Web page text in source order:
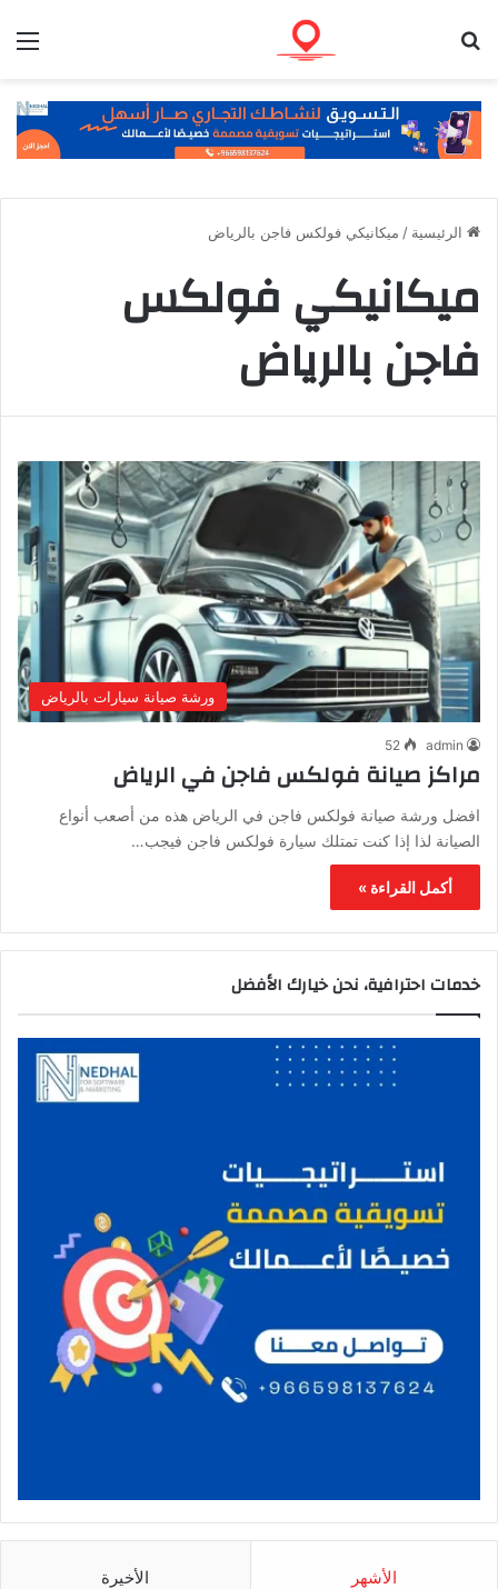
الرئيسية / ميكانيكي فولكس فاجن بالرياض
ميكانيكي فولكس
فاجن بالرياض
ورشة صيانة سيارات بالرياض
admin
52
مراكز صيانة فولكس فاجن في الرياض
افضل ورشة صيانة فولكس فاجن في الرياض هذه من أصعب أنواع
الصيانة لذا إذا كنت تمتلك سيارة فولكس فاجن فيجب…
أكمل القراءة »
خدمات احترافية، نحن خيارك الأفضل
الأشهر الأخيرة